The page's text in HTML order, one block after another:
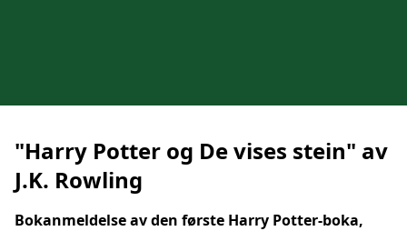
"Harry Potter og De vises stein" av
J.K. Rowling
Bokanmeldelse av den første Harry Potter-boka,